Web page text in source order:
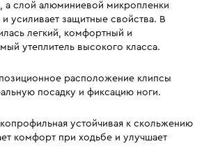
а слой алюминиевой микропленки
усиливает защитные свойства. В
легкий, комфортный и
утеплитель высокого класса.
расположение клипсы
посадку и фиксацию ноги.
устойчивая к скольжению
комфорт при ходьбе и улучшает